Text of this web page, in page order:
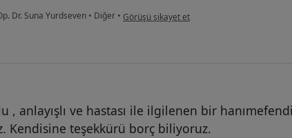
Dr. Suna Yurdseven • Diğer • kullanıcının görüşüne göre öz...l
Görüşü şikayet et
, anlayışlı ve hastası ile ilgilenen bir hanımefendi
Kendisine teşekkürü borç biliyoruz.